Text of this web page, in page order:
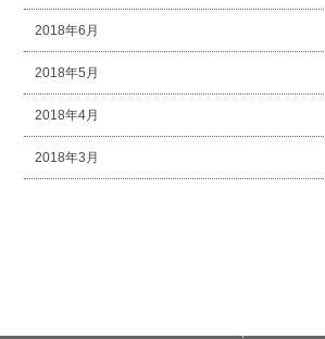
2018年6月
2018年5月
2018年4月
2018年3月